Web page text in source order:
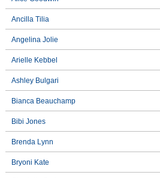
Ancilla Tilia
Angelina Jolie
Arielle Kebbel
Ashley Bulgari
Bianca Beauchamp
Bibi Jones
Brenda Lynn
Bryoni Kate